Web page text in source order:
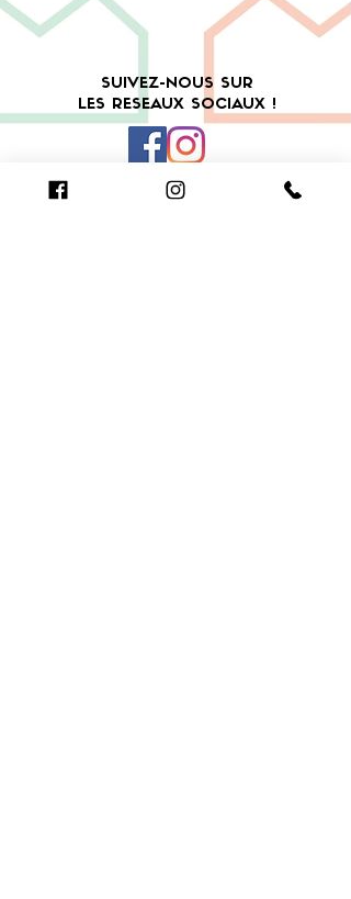
SUIVEZ-NOUS SUR
LES RESEAUX SOCIAUX !